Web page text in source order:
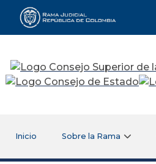
Rama Judicial
Inicio Sobre la Rama